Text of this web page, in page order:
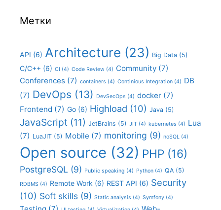
Метки
API (6) Architecture (23) Big Data (5)
C/C++ (6) CI (4) Code Review (4) Community (7)
Conferences (7) containers (4) Continious Integration (4) DB
(7) DevOps (13) DevSecOps (4) docker (7)
Frontend (7) Go (6) Highload (10) Java (5)
JavaScript (11) JetBrains (5) JIT (4) kubernetes (4) Lua
(7) LuaJIT (5) Mobile (7) monitoring (9) noSQL (4)
Open source (32) PHP (16)
PostgreSQL (9) Public speaking (4) Python (4) QA (5)
RDBMS (4) Remote Work (6) REST API (6) Security
(10) Soft skills (9) Static analysis (4) Symfony (4)